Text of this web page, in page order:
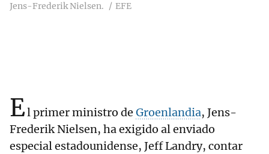
Jens-Frederik Nielsen. EFE
El primer ministro de Groenlandia, Jens-
Frederik Nielsen, ha exigido al enviado
especial estadounidense, Jeff Landry, contar